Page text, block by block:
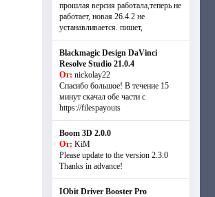
прошлая версия работала,теперь не
работает, новая 26.4.2 не
устанавливается. пишет,
Blackmagic Design DaVinci
Resolve Studio 21.0.4
От: nickolay22
Спасибо большое! В течение 15
минут скачал обе части с
https://filespayouts
Boom 3D 2.0.0
От: KiM
Please update to the version 2.3.0
Thanks in advance!
IObit Driver Booster Pro